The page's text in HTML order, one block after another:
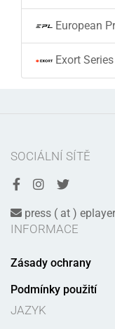
European
Exort
SOCIÁLNÍ SÍTĚ
press ( at )
INFORMACE
Zásady ochrany
Podmínky použití
JAZYK